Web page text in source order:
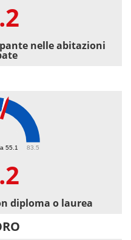
nelle abitazioni
55.1 83.5
diploma o laurea